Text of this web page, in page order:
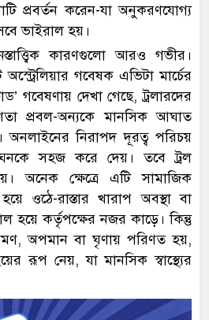
প্রবর্তন করেন-যা অনুকরণযোগ্য
ভাইরাল হয়।
কারণগুলো আরও গভীর।
অস্ট্রেলিয়ার গবেষক এভিটা মার্চের
গবেষণায় দেখা গেছে, ট্রলারদের
প্রবল-অন্যকে মানসিক আঘাত
অনলাইনের নিরাপদ দূরত্ব পরিচয়
সহজ করে দেয়। তবে ট্রল
অনেক ক্ষেত্রে এটি সামাজিক
ওঠে-রাস্তার খারাপ অবস্থা বা
হয়ে কর্তৃপক্ষের নজর কাড়ে। কিন্তু
অপমান বা ঘৃণায় পরিণত হয়,
রূপ নেয়, যা মানসিক স্বাস্থ্যের